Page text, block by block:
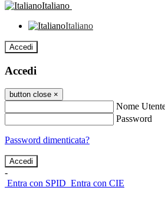
Italiano
Italiano
Accedi
Accedi
button close ×
Nome
Password
Password dimenticata?
-
Entra con SPID Entra con CIE